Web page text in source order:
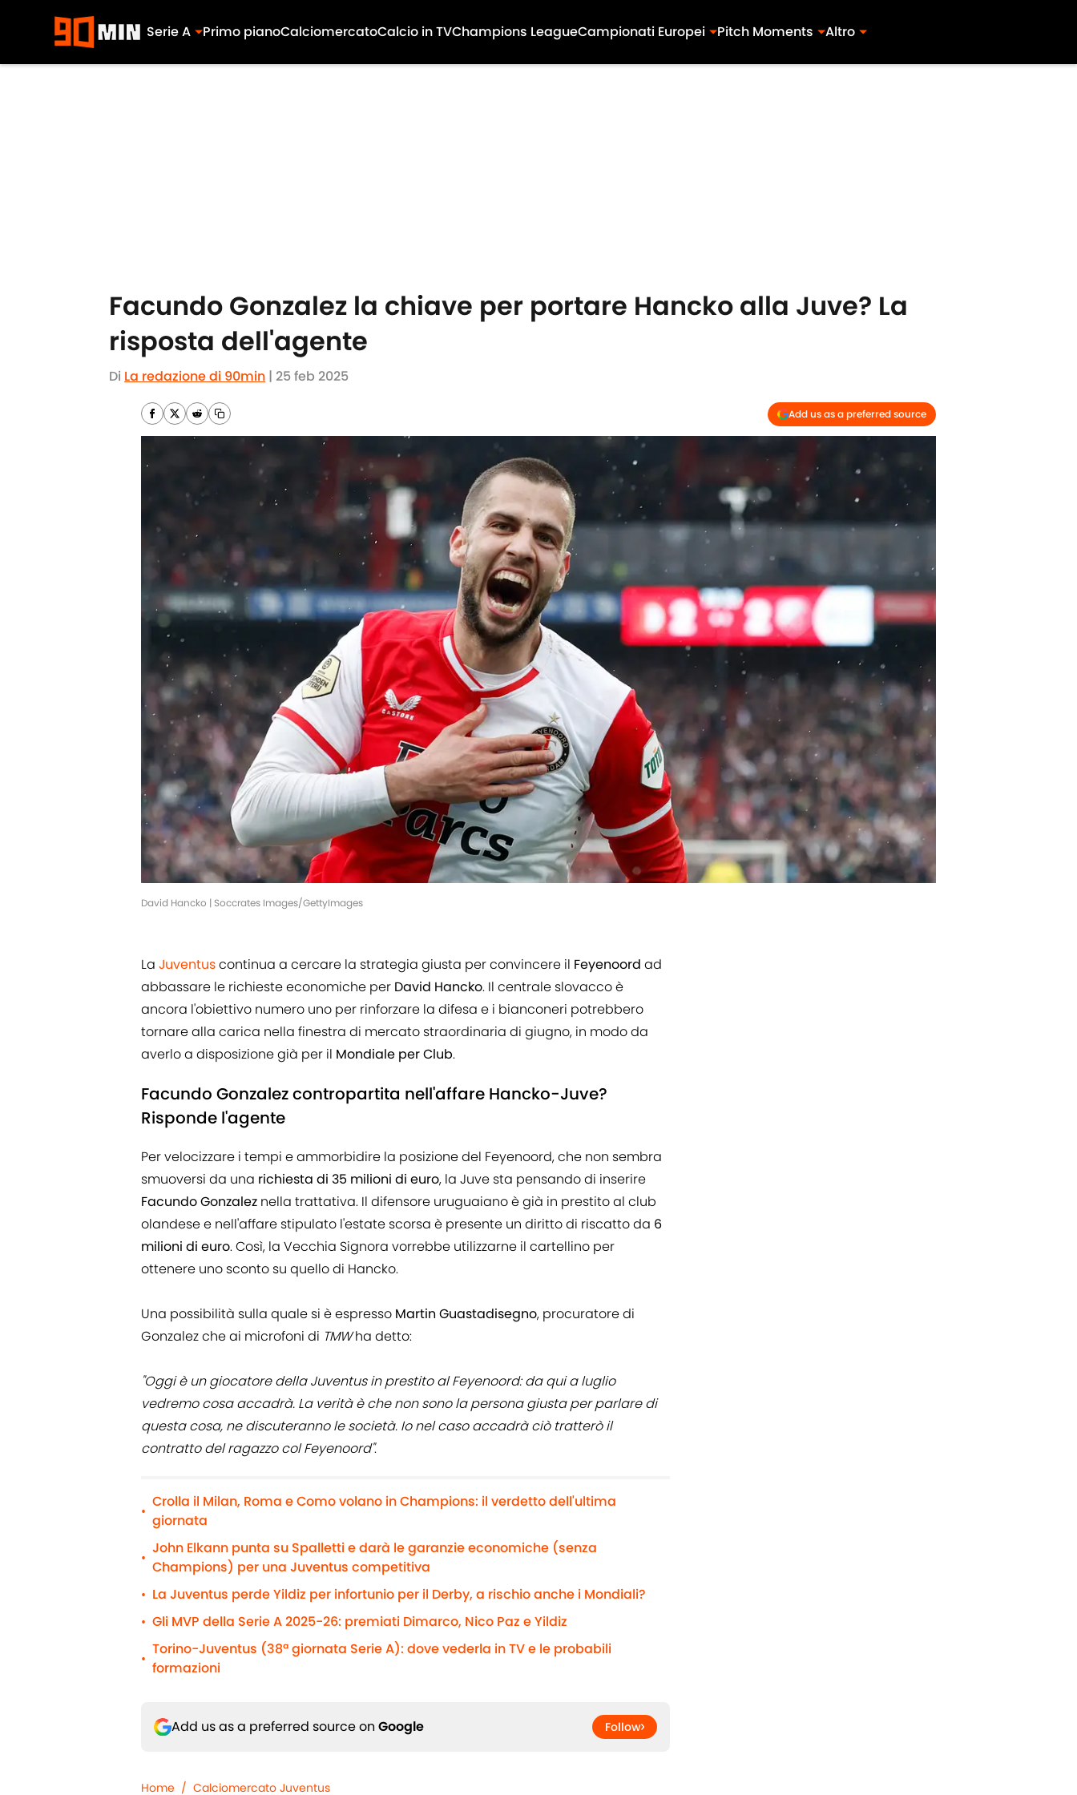
Serie A Primo pianoCalciomercatoCalcio in TVChampions LeagueCampionati Europei Pitch Moments Altro
Facundo Gonzalez la chiave per portare Hancko alla Juve? La
risposta dell'agente
Di La redazione di 90min | 25 feb 2025
Add us as a preferred source
David Hancko | Soccrates Images/GettyImages
La Juventuscontinua a cercare la strategia giusta per convincere il Feyenoord ad
abbassare le richieste economiche per David Hancko. Il centrale slovacco è
ancora l'obiettivo numero uno per rinforzare la difesa e i bianconeri potrebbero
tornare alla carica nella finestra di mercato straordinaria di giugno, in modo da
averlo a disposizione già per il Mondiale per Club.
Facundo Gonzalez contropartita nell'affare Hancko-Juve?
Risponde l'agente
Per velocizzare i tempi e ammorbidire la posizione del Feyenoord, che non sembra
smuoversi da una richiesta di 35 milioni di euro, la Juve sta pensando di inserire
Facundo Gonzalez nella trattativa. Il difensore uruguaiano è già in prestito al club
olandese e nell'affare stipulato l'estate scorsa è presente un diritto di riscatto da 6
milioni di euro. Così, la Vecchia Signora vorrebbe utilizzarne il cartellino per
ottenere uno sconto su quello di Hancko.
Una possibilità sulla quale si è espresso Martin Guastadisegno, procuratore di
Gonzalez che ai microfoni di TMWha detto:
"Oggi è un giocatore della Juventus in prestito al Feyenoord: da qui a luglio
vedremo cosa accadrà. La verità è che non sono la persona giusta per parlare di
questa cosa, ne discuteranno le società. Io nel caso accadrà ciò tratterò il
contratto del ragazzo col Feyenoord".
•
Crolla il Milan, Roma e Como volano in Champions: il verdetto dell'ultima
giornata
•
John Elkann punta su Spalletti e darà le garanzie economiche (senza
Champions) per una Juventus competitiva
• La Juventus perde Yildiz per infortunio per il Derby, a rischio anche i Mondiali?
• Gli MVP della Serie A 2025-26: premiati Dimarco, Nico Paz e Yildiz
•
Torino-Juventus (38ª giornata Serie A): dove vederla in TV e le probabili
formazioni
Add us as a preferred source on Google Follow
Home / Calciomercato Juventus